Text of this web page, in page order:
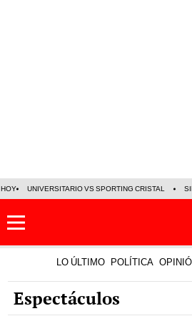
HOY UNIVERSITARIO VS SPORTING CRISTAL
LO ÚLTIMO POLÍTICA
Espectáculos